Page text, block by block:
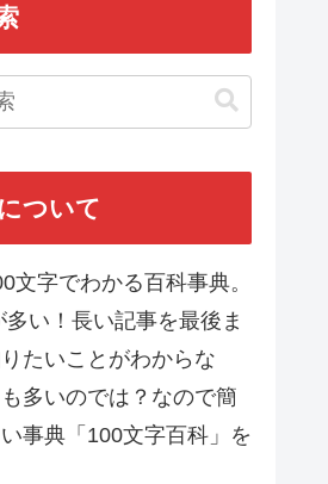
ついて
文字でわかる百科事典。
い！長い記事を最後ま
たいことがわからな
多いのでは？なので簡
事典「100文字百科」を